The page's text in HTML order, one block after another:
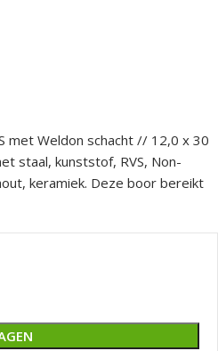
met Weldon schacht // 12,0 x 30
staal, kunststof, RVS, Non-
keramiek. Deze boor bereikt